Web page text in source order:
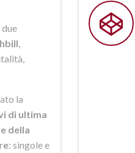
la
di ultima
della
: singole e